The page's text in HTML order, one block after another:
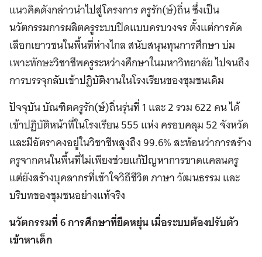
แนวคิดดังกล่าวนำไปสู่โครงการ ครูรัก(ษ์)ถิ่น ซึ่งเป็น
นวัตกรรมการผลิตครูระบบปิดแบบครบวงจร ตั้งแต่การคัด
เลือกเยาวชนในพื้นที่ห่างไกล สนับสนุนทุนการศึกษา บ่ม
เพาะทักษะวิชาชีพครูระหว่างศึกษาในมหาวิทยาลัย ไปจนถึง
การบรรจุกลับเข้าปฏิบัติงานในโรงเรียนของชุมชนเดิม
ปัจจุบัน บัณฑิตครูรัก(ษ์)ถิ่นรุ่นที่ 1 และ 2 รวม 622 คน ได้
เข้าปฏิบัติหน้าที่ในโรงเรียน 555 แห่ง ครอบคลุม 52 จังหวัด
และมีอัตราคงอยู่ในวิชาชีพสูงถึง 99.6% สะท้อนว่าการสร้าง
ครูจากคนในพื้นที่ไม่เพียงช่วยแก้ปัญหาการขาดแคลนครู
แต่ยังสร้างบุคลากรที่เข้าใจวิถีชีวิต ภาษา วัฒนธรรม และ
บริบทของชุมชนอย่างแท้จริง
นวัตกรรมที่ 6 การศึกษาที่ยืดหยุ่น เมื่อระบบต้องปรับตัว
เข้าหาเด็ก